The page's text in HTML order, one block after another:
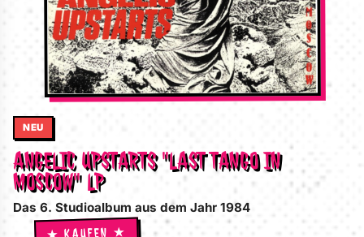
NEU
ANGELIC UPSTARTS "LAST TANGO IN
MOSCOW" LP
Das 6. Studioalbum aus dem Jahr 1984